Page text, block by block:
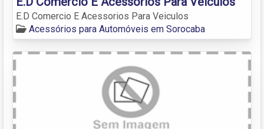
E.D Comercio E Acessorios Para Veiculos
Acessórios para Automóveis em Sorocaba